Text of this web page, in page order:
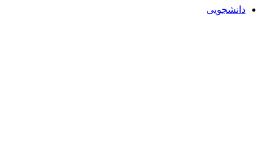
دانشجویی